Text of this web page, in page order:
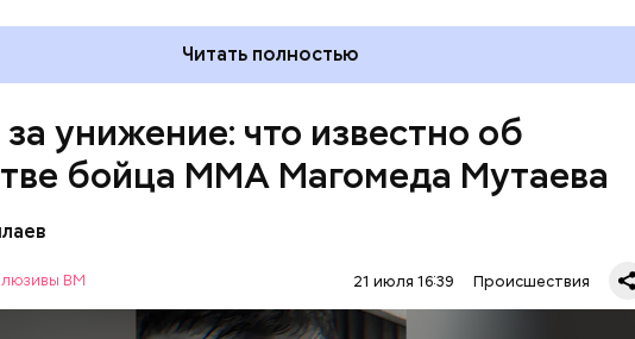
Читать полностью
унижение: что известно об
бойца ММА Магомеда Мутаева
ВМ 21 июля 16:39 Происшествия